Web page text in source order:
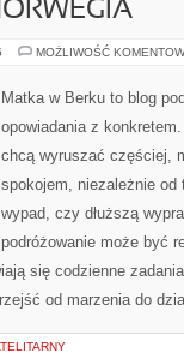
MOŻLIWOŚĆ
Matka w Berku to blog
opowiadania z
chcą wyruszać częściej,
spokojem, niezależnie od
wypad, czy dłuższą
podróżowanie może być
się codzienne
od marzenia do